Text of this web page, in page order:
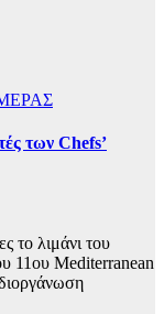
των Chefs’
το λιμάνι του
11ου Mediterranean